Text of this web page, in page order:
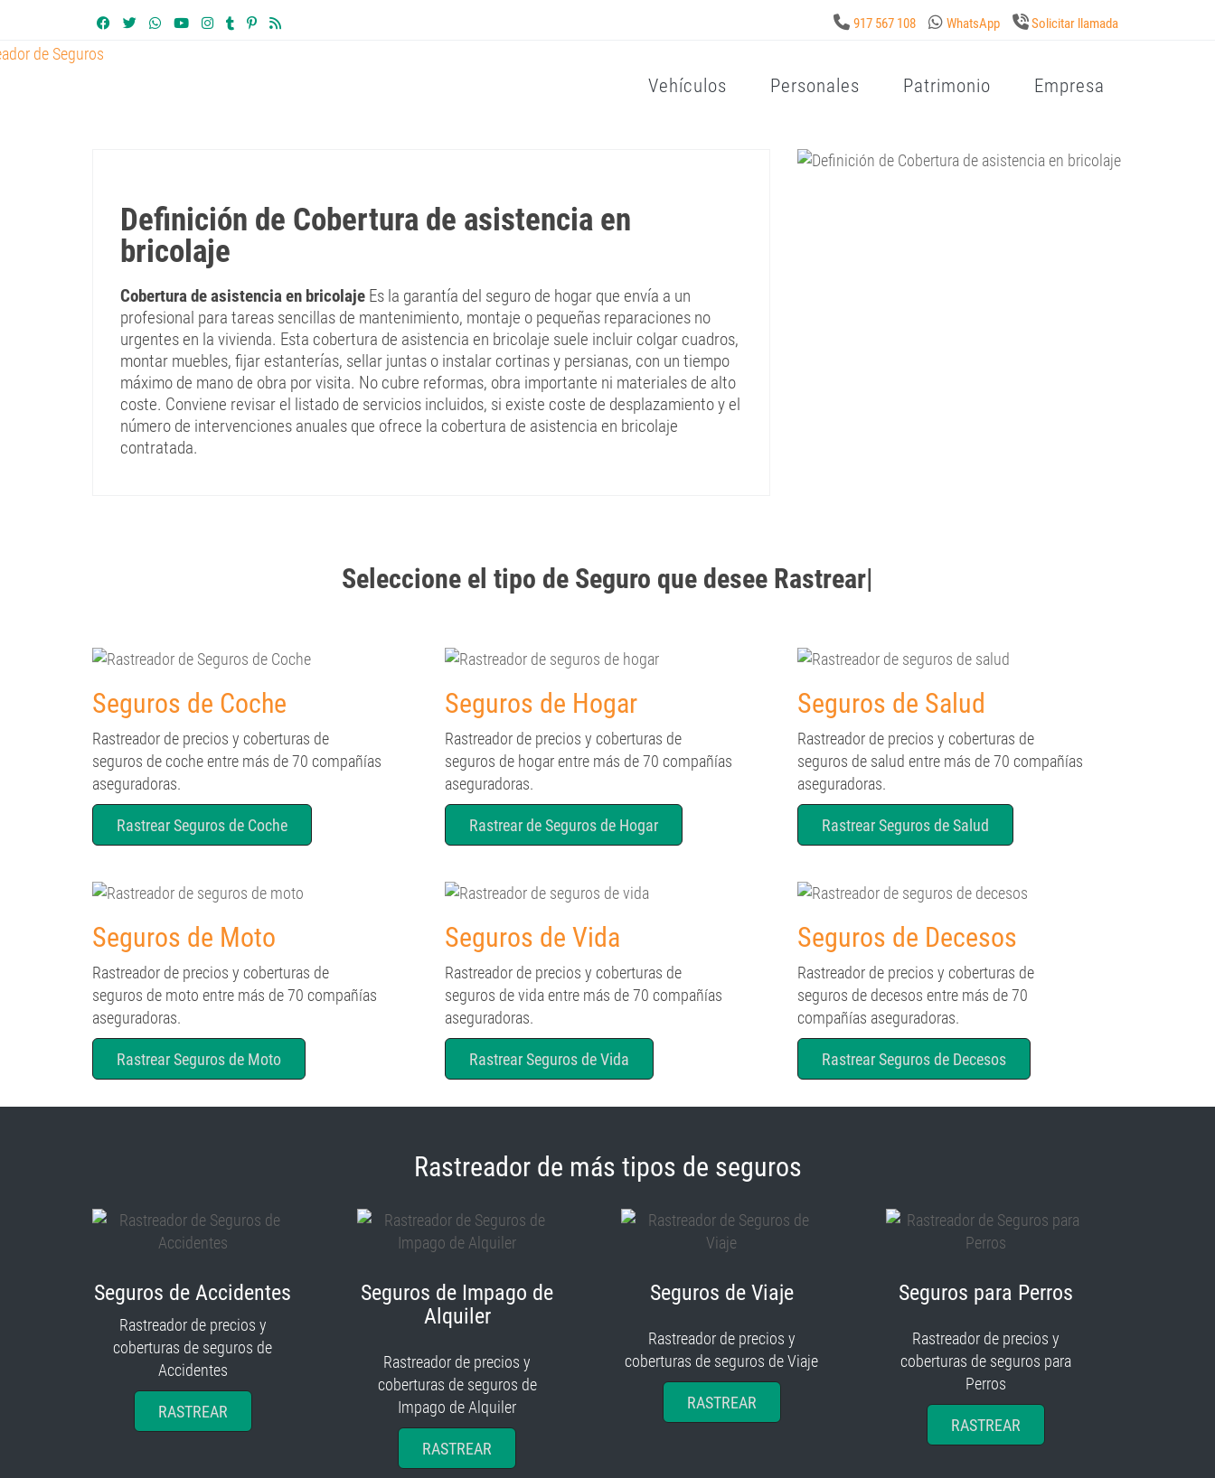
917 567 108 WhatsApp Solicitar llamada
Vehículos Personales Patrimonio Empresa
Definición de Cobertura de asistencia en
bricolaje
Cobertura de asistencia en bricolaje Es la garantía del seguro de hogar que envía a un
profesional para tareas sencillas de mantenimiento, montaje o pequeñas reparaciones no
urgentes en la vivienda. Esta cobertura de asistencia en bricolaje suele incluir colgar cuadros,
montar muebles, fijar estanterías, sellar juntas o instalar cortinas y persianas, con un tiempo
máximo de mano de obra por visita. No cubre reformas, obra importante ni materiales de alto
coste. Conviene revisar el listado de servicios incluidos, si existe coste de desplazamiento y el
número de intervenciones anuales que ofrece la cobertura de asistencia en bricolaje
contratada.
Seleccione el tipo de Seguro que desee Rastrear|
Seguros de Coche
Rastreador de precios y coberturas de
seguros de coche entre más de 70 compañías
aseguradoras.
Rastrear Seguros de Coche
Seguros de Hogar
Rastreador de precios y coberturas de
seguros de hogar entre más de 70 compañías
aseguradoras.
Rastrear de Seguros de Hogar
Seguros de Salud
Rastreador de precios y coberturas de
seguros de salud entre más de 70 compañías
aseguradoras.
Rastrear Seguros de Salud
Seguros de Moto
Rastreador de precios y coberturas de
seguros de moto entre más de 70 compañías
aseguradoras.
Rastrear Seguros de Moto
Seguros de Vida
Rastreador de precios y coberturas de
seguros de vida entre más de 70 compañías
aseguradoras.
Rastrear Seguros de Vida
Seguros de Decesos
Rastreador de precios y coberturas de
seguros de decesos entre más de 70
compañías aseguradoras.
Rastrear Seguros de Decesos
Rastreador de más tipos de seguros
Seguros de Accidentes
Rastreador de precios y
coberturas de seguros de
Accidentes
RASTREAR
Seguros de Impago de
Alquiler
Rastreador de precios y
coberturas de seguros de
Impago de Alquiler
RASTREAR
Seguros de Viaje
Rastreador de precios y
coberturas de seguros de Viaje
RASTREAR
Seguros para Perros
Rastreador de precios y
coberturas de seguros para
Perros
RASTREAR